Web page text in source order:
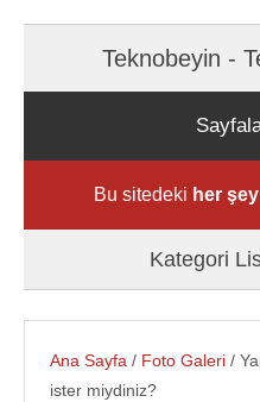
Teknobeyin -
Bu sitedeki her şey
Kategori
Ana Sayfa / Foto Galeri /
ister miydiniz?